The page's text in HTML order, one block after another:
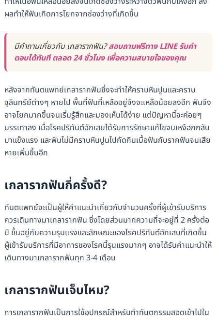
ผลทำให้ฟันเกิดการโยกจากช่องว่างที่เกิดขึ้น
มีคำถามเกี่ยวกับ เกลารากฟัน?สอบถามฟรีทาง LINE รับคำ
ตอบได้ทันที ตลอด 24 ชั่วโมง เพื่อความสบายใจของคุณ
หลังจากทันตแพทย์เกลารากฟันซึ่งจะทำให้คราบหินปูนและคราบ
จุลินทรีย์ต่างๆ หายไป พื้นที่ฟันที่เหลืออยู่จึงจะเหลือน้อยลงอีก ฟันจึง
อาจโยกมากขึ้นจนเริ่มรู้สึกและมองเห็นได้ง่าย แต่ปัญหานี้จะค่อยๆ
บรรเทาลง เมื่อโรคปริทันต์อักเสบได้รับการรักษาแก้ไขจนเหงือกกลับ
มาแข็งแรง และฟันไม่มีคราบหินปูนไปกัดกินเนื้อฟันกับรากฟันจนเสีย
หายเพิ่มขึ้นอีก
เกลารากฟันกี่ครั้งดี?
ทันตแพทย์จะเป็นผู้ให้คำแนะนำเกี่ยวกับจำนวนครั้งที่ผู้เข้ารับบริการ
ควรเดินทางมาเกลารากฟัน ซึ่งโดยส่วนมากความถี่จะอยู่ที่ 2 ครั้งต่อ
ปี ขึ้นอยู่กับความรุนแรงและลักษณะของโรคปริทันต์อักเสบที่เกิดขึ้น
ผู้เข้ารับบริการที่มีอาการของโรคนี้รุนแรงมากๆ อาจได้รับคำแนะนำให้
เดินทางมาเกลารากฟันทุก 3-4 เดือน
เกลารากฟันเจ็บไหม?
การเกลารากฟันเป็นการใช้อุปกรณ์สำหรับทำทันตกรรมสอดเข้าไปใน